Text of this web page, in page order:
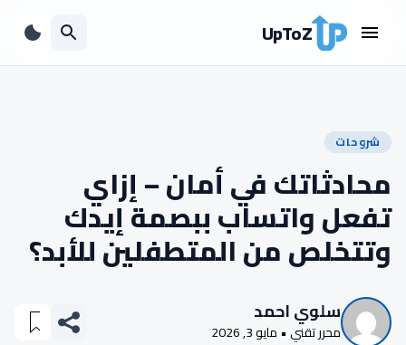
UpToZ
شروحات
محادثاتك في أمان – إزاي
تفعل واتساب ببصمة إيدك
وتتخلص من المتطفلين للأبد؟
سلوي احمد
محرر تقني • مايو 3, 2026